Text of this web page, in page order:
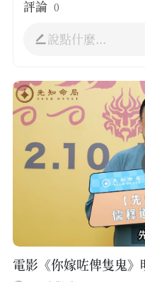
評論 0
說點什麼...
電影《你嫁咗俾隻鬼